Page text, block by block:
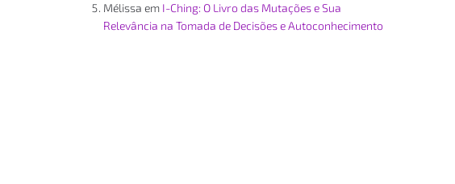
Mélissa em I-Ching: O Livro das Mutações e Sua
Relevância na Tomada de Decisões e Autoconhecimento